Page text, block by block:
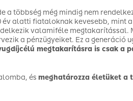
a többség még mindig nem
alatti fiataloknak kevesebb, mint
valamiféle megtakarítással.
a pénzügyeiket. Ez a generáció
megtakarításra is csak a
és meghatározza életüket a